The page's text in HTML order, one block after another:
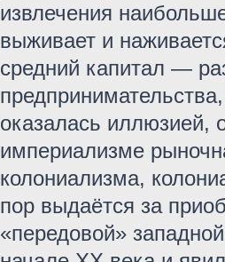
извлечения
выживает и
средний капитал —
оказалась
империализме
колониализма,
пор выдаётся за
«передовой»